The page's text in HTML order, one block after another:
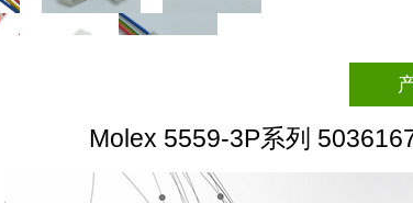
Molex 5559-3P系列